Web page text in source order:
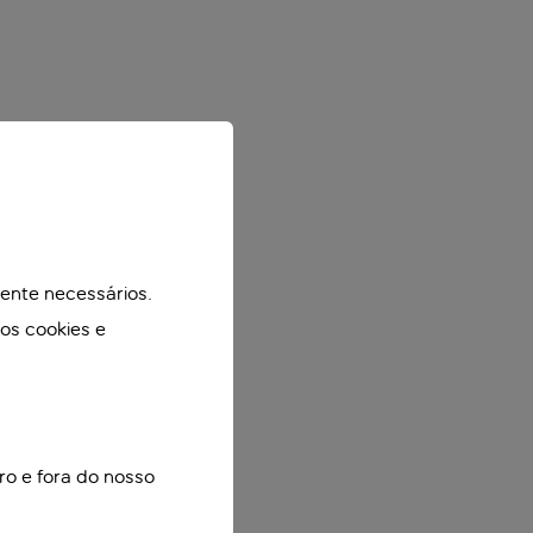
necessários.
cookies e
e fora do nosso